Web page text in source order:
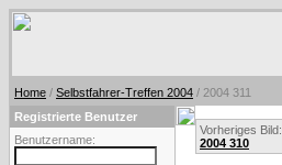
Home / Selbstfahrer-Treffen 2004 / 2004 311
Registrierte Benutzer
Benutzername:
Vorheriges Bild:
2004 310